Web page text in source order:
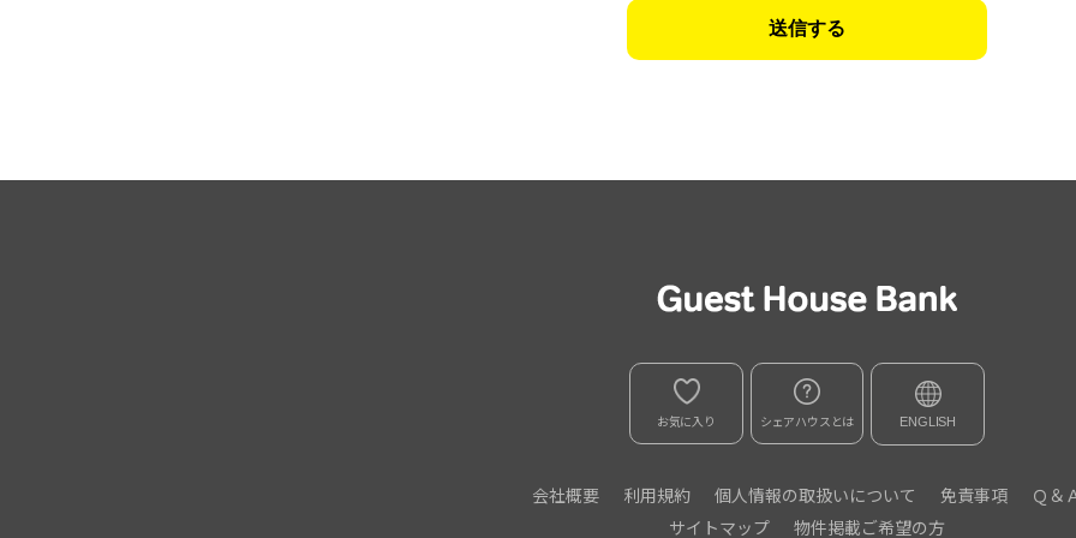
お気に入り シェアハウスとは ENGLISH
会社概要 利用規約 個人情報の取扱いについて 免責事項
Ｑ＆
サイトマップ
物件掲載ご希望の方